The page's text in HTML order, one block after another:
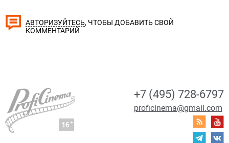
АВТОРИЗУЙТЕСЬ, ЧТОБЫ ДОБАВИТЬ СВОЙ
КОММЕНТАРИЙ
+7 (495) 728-6797
proficinema@gmail.com